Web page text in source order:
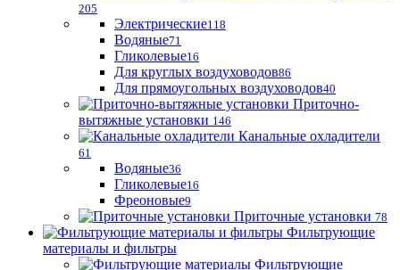
205
Электрические118
Водяные71
Гликолевые16
Для круглых воздуховодов86
Для прямоугольных воздуховодов40
Приточно-
вытяжные установки 146
Канальные охладители
61
Водяные36
Гликолевые16
Фреоновые9
Приточные установки 78
Фильтрующие
материалы и фильтры
Фильтрующие